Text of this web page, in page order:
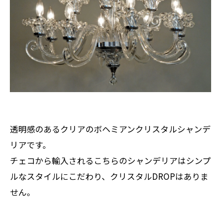
透明感のあるクリアのボヘミアンクリスタルシャンデ
リアです。
チェコから輸入されるこちらのシャンデリアはシンプ
ルなスタイルにこだわり、クリスタルDROPはありま
せん。